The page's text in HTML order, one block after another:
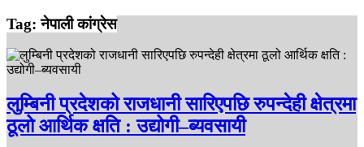
Tag:नेपाली कांग्रेस
लुम्बिनी प्रदेशको राजधानी सारिएपछि रुपन्देही क्षेत्रमा
ठूलो आर्थिक क्षति : उद्योगी–ब्यवसायी